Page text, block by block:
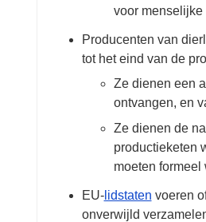
voor menselijke
Producenten van
tot het eind van de
Ze dienen een
ontvangen, en
Ze dienen de
productieketen
moeten formeel
EU-lidstaten voeren
onverwijld